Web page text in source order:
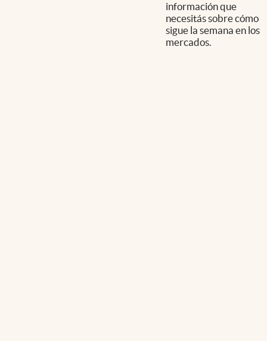
información que
necesitás sobre cómo
sigue la semana en los
mercados.